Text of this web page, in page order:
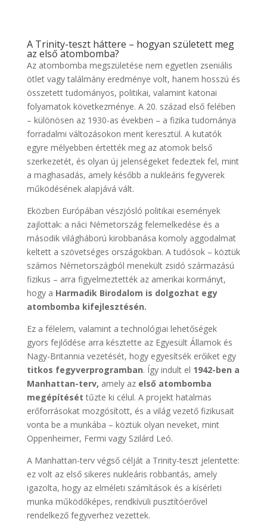
A Trinity-teszt háttere – hogyan született meg
az első atombomba?
Az atombomba megszületése nem egyetlen zseniális
ötlet vagy találmány eredménye volt, hanem hosszú és
összetett tudományos, politikai, valamint katonai
folyamatok következménye. A 20. század első felében
– különösen az 1930-as években – a fizika tudománya
forradalmi változásokon ment keresztül. A kutatók
egyre mélyebben értették meg az atomok belső
szerkezetét, és olyan új jelenségeket fedeztek fel, mint
a maghasadás, amely később a nukleáris fegyverek
működésének alapjává vált.
Eközben Európában vészjósló politikai események
zajlottak: a náci Németország felemelkedése és a
második világháború kirobbanása komoly aggodalmat
keltett a szövetséges országokban. A tudósok – köztük
számos Németországból menekült zsidó származású
fizikus – arra figyelmeztették az amerikai kormányt,
hogy a Harmadik Birodalom is dolgozhat egy
atombomba kifejlesztésén.
Ez a félelem, valamint a technológiai lehetőségek
gyors fejlődése arra késztette az Egyesült Államok és
Nagy-Britannia vezetését, hogy egyesítsék erőiket egy
titkos fegyverprogramban. Így indult el 1942-ben a
Manhattan-terv, amely az első atombomba
megépítését tűzte ki célul. A projekt hatalmas
erőforrásokat mozgósított, és a világ vezető fizikusait
vonta be a munkába – köztük olyan neveket, mint
Oppenheimer, Fermi vagy Szilárd Leó.
A Manhattan-terv végső célját a Trinity-teszt jelentette:
ez volt az első sikeres nukleáris robbantás, amely
igazolta, hogy az elméleti számítások és a kísérleti
munka működőképes, rendkívüli pusztítóerővel
rendelkező fegyverhez vezettek.